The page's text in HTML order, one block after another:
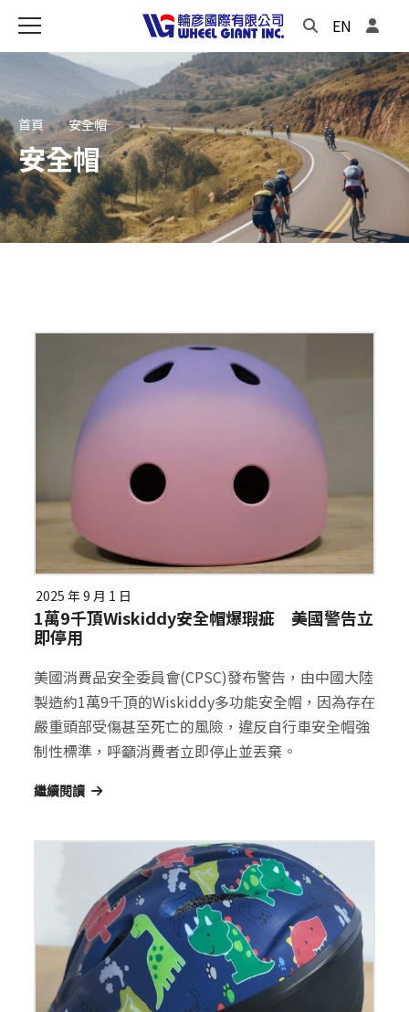
EN
首頁 安全帽
安全帽
2025 年 9 月 1 日
1萬9千頂Wiskiddy安全帽爆瑕疵 美國警告立
即停用
美國消費品安全委員會(CPSC)發布警告，由中國大陸
製造約1萬9千頂的Wiskiddy多功能安全帽，因為存在
嚴重頭部受傷甚至死亡的風險，違反自行車安全帽強
制性標準，呼籲消費者立即停止並丟棄。
繼續閱讀